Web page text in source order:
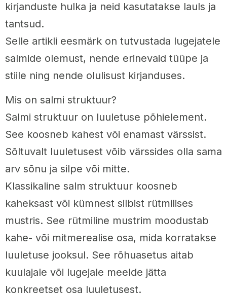
kirjanduste hulka ja neid kasutatakse lauls ja
tantsud.
Selle artikli eesmärk on tutvustada lugejatele
salmide olemust, nende erinevaid tüüpe ja
stiile ning nende olulisust kirjanduses.
Mis on salmi struktuur?
Salmi struktuur on luuletuse põhielement.
See koosneb kahest või enamast värssist.
Sõltuvalt luuletusest võib värssides olla sama
arv sõnu ja silpe või mitte.
Klassikaline salm struktuur koosneb
kaheksast või kümnest silbist rütmilises
mustris. See rütmiline mustrim moodustab
kahe- või mitmerealise osa, mida korratakse
luuletuse jooksul. See rõhuasetus aitab
kuulajale või lugejale meelde jätta
konkreetset osa luuletusest.